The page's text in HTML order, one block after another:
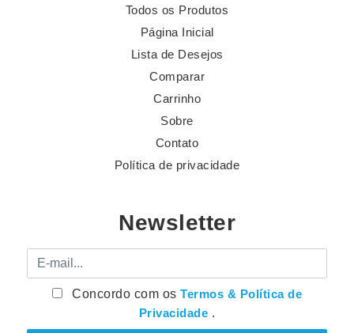
Todos os Produtos
Página Inicial
Lista de Desejos
Comparar
Carrinho
Sobre
Contato
Política de privacidade
Newsletter
E-mail
Concordo com osTermos & Política de
Privacidade .